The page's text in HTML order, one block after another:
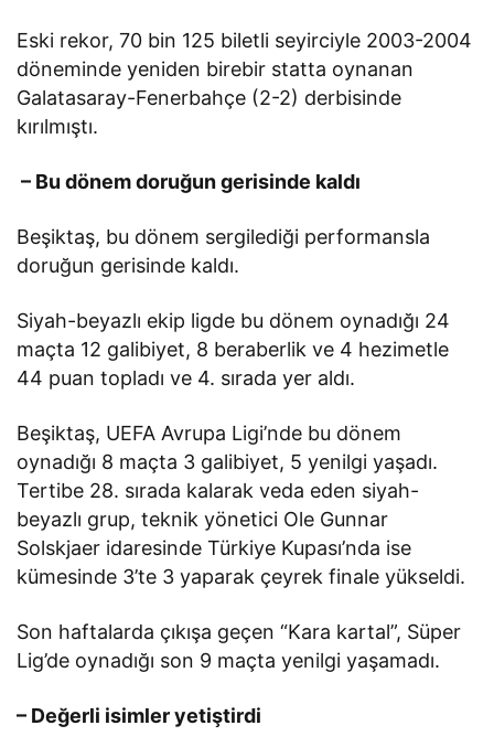
Eski rekor, 70 bin 125 biletli seyirciyle 2003-2004
döneminde yeniden birebir statta oynanan
Galatasaray-Fenerbahçe (2-2) derbisinde
kırılmıştı.
– Bu dönem doruğun gerisinde kaldı
Beşiktaş, bu dönem sergilediği performansla
doruğun gerisinde kaldı.
Siyah-beyazlı ekip ligde bu dönem oynadığı 24
maçta 12 galibiyet, 8 beraberlik ve 4 hezimetle
44 puan topladı ve 4. sırada yer aldı.
Beşiktaş, UEFA Avrupa Ligi’nde bu dönem
oynadığı 8 maçta 3 galibiyet, 5 yenilgi yaşadı.
Tertibe 28. sırada kalarak veda eden siyah-
beyazlı grup, teknik yönetici Ole Gunnar
Solskjaer idaresinde Türkiye Kupası’nda ise
kümesinde 3’te 3 yaparak çeyrek finale yükseldi.
Son haftalarda çıkışa geçen “Kara kartal”, Süper
Lig’de oynadığı son 9 maçta yenilgi yaşamadı.
– Değerli isimler yetiştirdi